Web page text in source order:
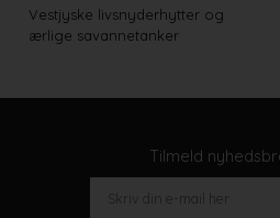
Vestjyske livsnyderhytter og
ærlige savannetanker
Tilmeld